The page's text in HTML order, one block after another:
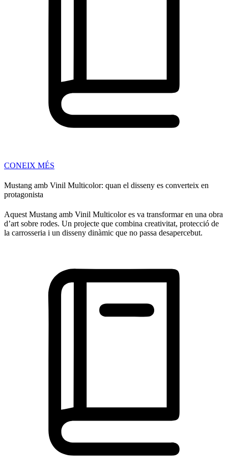
CONEIX MÉS
Mustang amb Vinil Multicolor: quan el disseny es converteix en
protagonista
Aquest Mustang amb Vinil Multicolor es va transformar en una obra
d’art sobre rodes. Un projecte que combina creativitat, protecció de
la carrosseria i un disseny dinàmic que no passa desapercebut.